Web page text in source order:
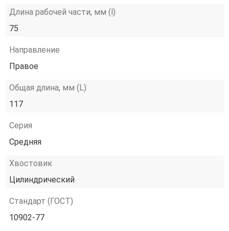
Длина рабочей части, мм (l)
75
Направление
Правое
Общая длина, мм (L)
117
Серия
Средняя
Хвостовик
Цилиндрический
Стандарт (ГОСТ)
10902-77